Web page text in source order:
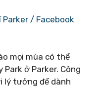
Parker / Facebook
mọi mùa có thể
ở Parker. Công
lý tưởng để dành